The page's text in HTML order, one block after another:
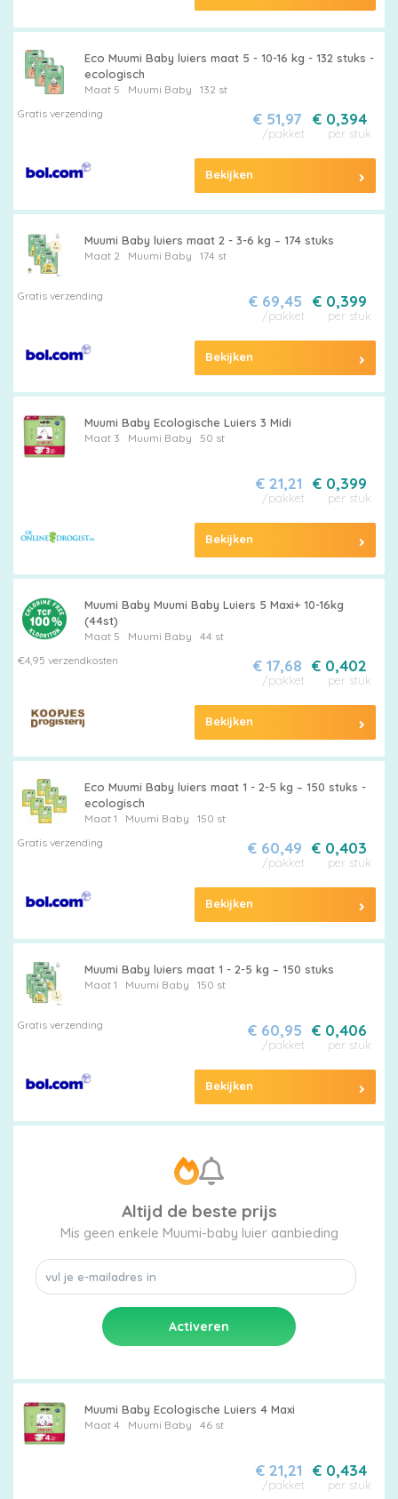
Eco Muumi Baby luiers maat 5 - 10-16 kg - 132 stuks -
ecologisch
Maat 5 Muumi Baby
132 st
Gratis verzending
€ 0,394
per stuk
€ 51,97
/pakket
Bekijken
Muumi Baby luiers maat 2 - 3-6 kg – 174 stuks
Maat 2 Muumi Baby 174 st
Gratis verzending € 0,399
per stuk
€ 69,45
/pakket
Bekijken
Muumi Baby Ecologische Luiers 3 Midi
Maat 3 Muumi Baby 50 st
€ 0,399
per stuk
€ 21,21
/pakket
Bekijken
Muumi Baby Muumi Baby Luiers 5 Maxi+ 10-16kg
(44st)
Maat 5 Muumi Baby
44 st
€4,95 verzendkosten
€ 0,402
per stuk
€ 17,68
/pakket
Bekijken
Eco Muumi Baby luiers maat 1 - 2-5 kg – 150 stuks -
ecologisch
Maat 1 Muumi Baby
150 st
Gratis verzending
€ 0,403
per stuk
€ 60,49
/pakket
Bekijken
Muumi Baby luiers maat 1 - 2-5 kg – 150 stuks
Maat 1 Muumi Baby 150 st
Gratis verzending € 0,406
per stuk
€ 60,95
/pakket
Bekijken
Altijd de beste prijs
Mis geen enkele Muumi-baby luier aanbieding
Muumi Baby Ecologische Luiers 4 Maxi
Maat 4 Muumi Baby 46 st
€ 0,434
per stuk
€ 21,21
/pakket